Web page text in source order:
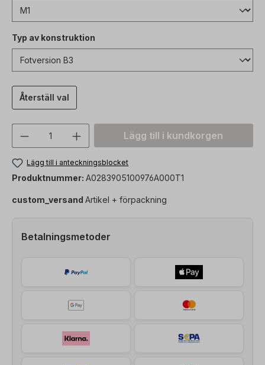
Typ av konstruktion
Återställ val
Produktkvantitet: Ange önskat värde
Lägg till i kundkorgen
Lägg till i anteckningsblocket
Produktnummer: A0283905100976A000T1
custom_versand Artikel + förpackning
Betalningsmetoder